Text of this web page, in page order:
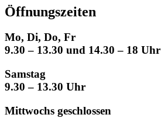
Öffnungszeiten
Mo, Di, Do, Fr
9.30 – 13.30 und 14.30 – 18 Uhr
Samstag
9.30 – 13.30 Uhr
Mittwochs geschlossen